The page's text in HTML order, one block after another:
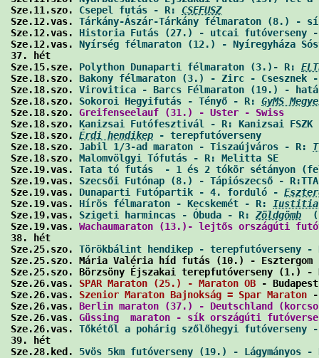
Sze.11.szo. Csepel futás - R: CSEFUSZ
Sze.12.vas. Tárkány-Ászár-Tárkány félmaraton (8.) -
Sze.12.vas. Historia Futás (27.) - utcai futóverseny -
Sze.12.vas. Nyírség félmaraton (12.) - Nyíregyháza
37. hét
Sze.15.sze. Polython Dunaparti félmaraton (3.)- R:
Sze.18.szo. Bakony félmaraton (3.) - Zirc - Csesznek -
Sze.18.szo. Virovitica - Barcs Félmaraton (19.) -
Sze.18.szo. Sokoroi Hegyifutás - Tényő - R: GyMS
Sze.18.szo. Greifenseelauf (31.) - Uster - Swiss
Sze.18.szo. Kanizsai Futófesztivál - R: Kanizsai FSZK
Sze.18.szo. Érdi hendikep - terepfutóverseny
Sze.18.szo. Jabil 1/3-ad maraton - Tiszaújváros - R:
Sze.18.szo. Malomvölgyi Tófutás - R: Melitta SE
Sze.19.vas. Tata tó futás  - 1 és 2 tókör sétányon
Sze.19.vas. Szecsői Futónap (8.) - Tápiószecső - R:TTA
Sze.19.vas. Dunaparti Futópartik - 4. forduló -
Sze.19.vas. Hírös félmaraton - Kecskemét - R:
Iustitia
Sze.19.vas. Szigeti harmincas - Óbuda - R: Zöldgömb
Sze.19.vas. Wachaumaraton (13.)- lejtős országúti
38. hét
Sze.25.szo. Törökbálint hendikep - terepfutóverseny
Sze.25.szo. Mária Valéria híd futás (10.) -
Sze.25.szo. Börzsöny Éjszakai
Sze.26.vas. SPAR Maraton (25.) - Maraton OB -
Sze.26.vas. Szenior Maraton Bajnokság = Spar Maraton -
Sze.26.vas. Berlin maraton (37.) - Deutschland
Sze.26.vas. Güssing  maraton - sík országúti
Sze.26.vas. Tőkétől a pohárig szőlőhegyi futóverseny
39. hét
Sze.28.ked. 5vös 5km futóverseny (19.) - Lágymányos